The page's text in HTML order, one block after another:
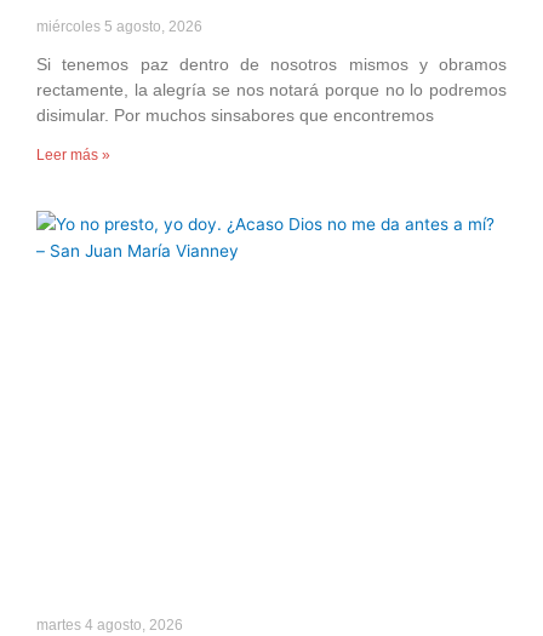
miércoles 5 agosto, 2026
Si tenemos paz dentro de nosotros mismos y obramos
rectamente, la alegría se nos notará porque no lo podremos
disimular. Por muchos sinsabores que encontremos
Leer más »
martes 4 agosto, 2026